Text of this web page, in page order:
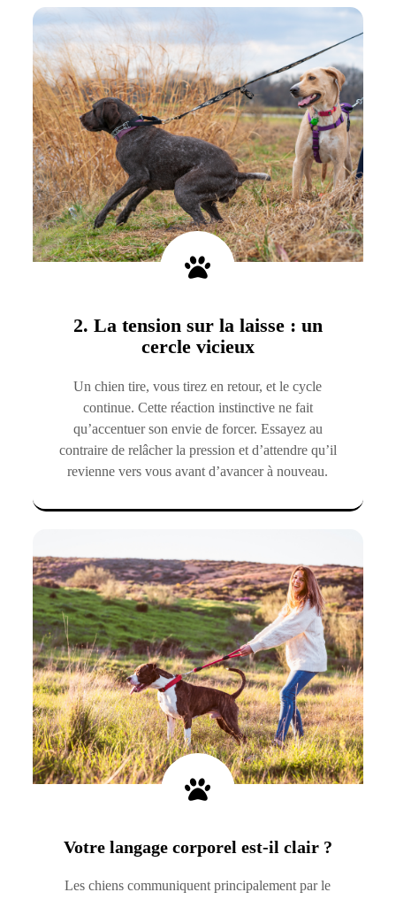
2. La tension sur la laisse : un
cercle vicieux
Un chien tire, vous tirez en retour, et le cycle
continue. Cette réaction instinctive ne fait
qu’accentuer son envie de forcer. Essayez au
contraire de relâcher la pression et d’attendre qu’il
revienne vers vous avant d’avancer à nouveau.
Votre langage corporel est-il clair ?
Les chiens communiquent principalement par le